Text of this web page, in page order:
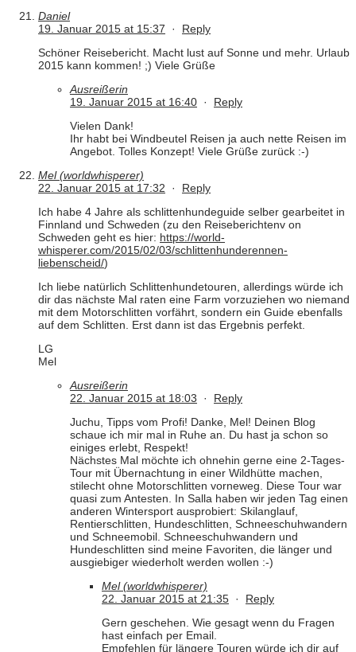
Daniel
19. Januar 2015 at 15:37 · Reply
Schöner Reisebericht. Macht lust auf Sonne und mehr. Urlaub
2015 kann kommen! ;) Viele Grüße
Ausreißerin
19. Januar 2015 at 16:40 · Reply
Vielen Dank!
Ihr habt bei Windbeutel Reisen ja auch nette Reisen im
Angebot. Tolles Konzept! Viele Grüße zurück :-)
Mel (worldwhisperer)
22. Januar 2015 at 17:32 · Reply
Ich habe 4 Jahre als schlittenhundeguide selber gearbeitet in
Finnland und Schweden (zu den Reiseberichtenv on
Schweden geht es hier: https://world-
whisperer.com/2015/02/03/schlittenhunderennen-
liebenscheid/)
Ich liebe natürlich Schlittenhundetouren, allerdings würde ich
dir das nächste Mal raten eine Farm vorzuziehen wo niemand
mit dem Motorschlitten vorfährt, sondern ein Guide ebenfalls
auf dem Schlitten. Erst dann ist das Ergebnis perfekt.
LG
Mel
Ausreißerin
22. Januar 2015 at 18:03 · Reply
Juchu, Tipps vom Profi! Danke, Mel! Deinen Blog
schaue ich mir mal in Ruhe an. Du hast ja schon so
einiges erlebt, Respekt!
Nächstes Mal möchte ich ohnehin gerne eine 2-Tages-
Tour mit Übernachtung in einer Wildhütte machen,
stilecht ohne Motorschlitten vorneweg. Diese Tour war
quasi zum Antesten. In Salla haben wir jeden Tag einen
anderen Wintersport ausprobiert: Skilanglauf,
Rentierschlitten, Hundeschlitten, Schneeschuhwandern
und Schneemobil. Schneeschuhwandern und
Hundeschlitten sind meine Favoriten, die länger und
ausgiebiger wiederholt werden wollen :-)
Mel (worldwhisperer)
22. Januar 2015 at 21:35 · Reply
Gern geschehen. Wie gesagt wenn du Fragen
hast einfach per Email.
Empfehlen für längere Touren würde ich dir auf